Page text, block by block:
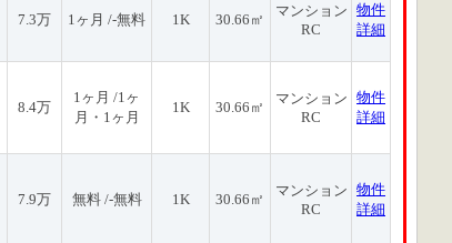
7.3万 1ヶ月 /-無料 1K 30.66㎡
マンション
RC
物件
詳細
8.4万
1ヶ月 /1ヶ
月・1ヶ月
1K 30.66㎡
マンション
RC
物件
詳細
7.9万 無料 /-無料 1K 30.66㎡
マンション
RC
物件
詳細